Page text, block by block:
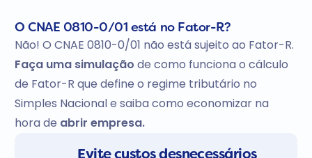
O CNAE 0810-0/01 está no Fator-R?
Não! O CNAE 0810-0/01 não está sujeito ao Fator-R.
Faça uma simulação de como funciona o cálculo
de Fator-R que define o regime tributário no
Simples Nacional e saiba como economizar na
hora de abrir empresa.
Evite custos desnecessários